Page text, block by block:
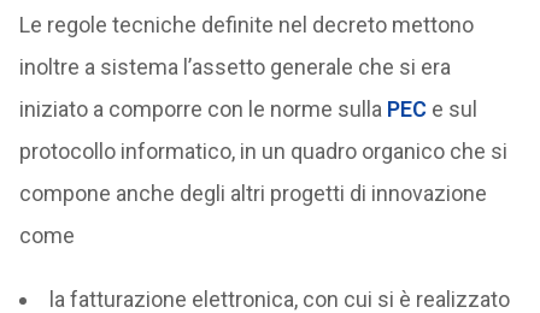
Le regole tecniche definite nel decreto mettono
inoltre a sistema l’assetto generale che si era
iniziato a comporre con le norme sulla PEC e sul
protocollo informatico, in un quadro organico che si
compone anche degli altri progetti di innovazione
come
la fatturazione elettronica, con cui si è realizzato